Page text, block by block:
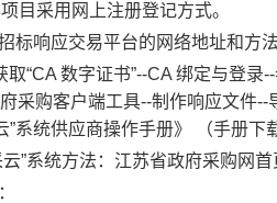
目采用网上注册登记方式。
标响应交易平台的网络地址和方
取“CA 数字证书”--CA 绑定与登录--
采购客户端工具--制作响应文件--
”系统供应商操作手册》 （手册下
”系统方法：江苏省政府采购网首